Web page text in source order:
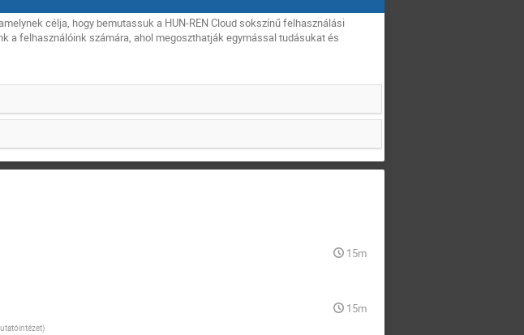
célja, hogy bemutassuk a HUN-REN Cloud sokszínű felhasználási
a felhasználóink számára, ahol megoszthatják egymással tudásukat és
15m
15m
)